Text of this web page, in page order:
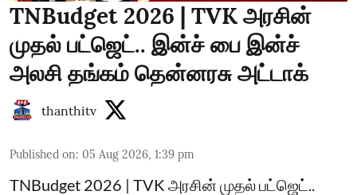
TNBudget 2026 | TVK அரசின்
முதல் பட்ஜெட்.. இன்ச் பை இன்ச்
அலசி தங்கம் தென்னரசு அட்டாக்
thanthitv
Published on: 05 Aug 2026, 1:39 pm
TNBudget 2026 | TVK அரசின் முதல் பட்ஜெட்..